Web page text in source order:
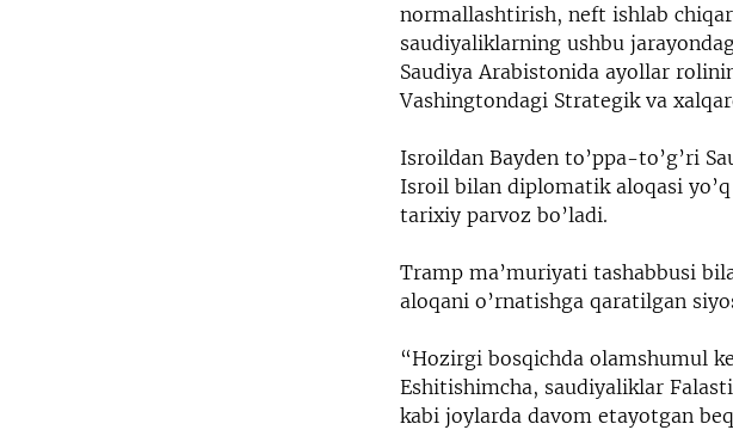
normallashtirish, neft ishlab
saudiyaliklarning ushbu
Saudiya Arabistonida ayollar
Vashingtondagi Strategik va
Isroildan Bayden to’ppa-to’g’ri
Isroil bilan diplomatik aloqasi
tarixiy parvoz bo’ladi.
Tramp ma’muriyati tashabbusi
aloqani o’rnatishga qaratilgan
“Hozirgi bosqichda olamshumul
Eshitishimcha, saudiyaliklar
kabi joylarda davom etayotgan